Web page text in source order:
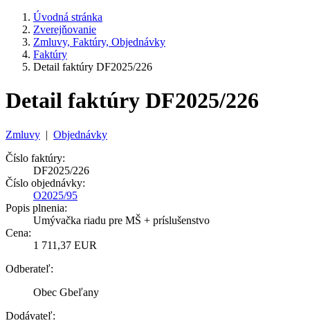
Úvodná stránka
Zverejňovanie
Zmluvy, Faktúry, Objednávky
Faktúry
Detail faktúry DF2025/226
Detail faktúry DF2025/226
Zmluvy | Objednávky
Číslo faktúry:
DF2025/226
Číslo objednávky:
O2025/95
Popis plnenia:
Umývačka riadu pre MŠ + príslušenstvo
Cena:
1 711,37 EUR
Odberateľ:
Obec Gbeľany
Dodávateľ: